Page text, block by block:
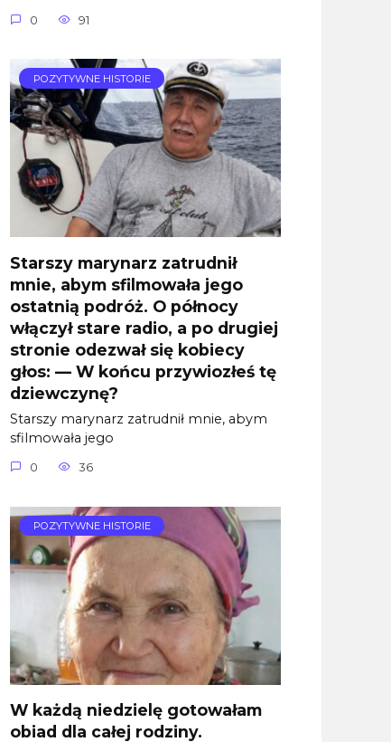
0 91
POZYTYWNE HISTORIE
Starszy marynarz zatrudnił
mnie, abym sfilmowała jego
ostatnią podróż. O północy
włączył stare radio, a po drugiej
stronie odezwał się kobiecy
głos: — W końcu przywiozłeś tę
dziewczynę?
Starszy marynarz zatrudnił mnie, abym
sfilmowała jego
0 36
POZYTYWNE HISTORIE
W każdą niedzielę gotowałam
obiad dla całej rodziny.